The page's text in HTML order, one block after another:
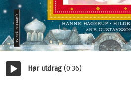
Hør utdrag (0:36)